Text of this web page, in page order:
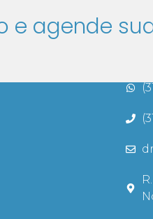
e agende